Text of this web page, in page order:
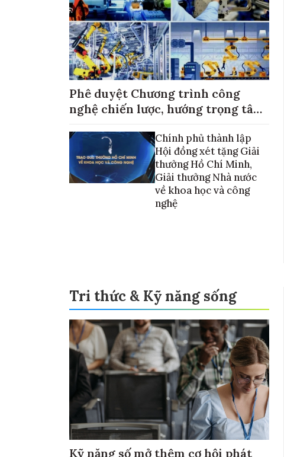
Phê duyệt Chương trình công
nghệ chiến lược, hướng trọng tâm
Chính phủ thành lập
Hội đồng xét tặng Giải
thưởng Hồ Chí Minh,
Giải thưởng Nhà nước
về khoa học và công
nghệ
Tri thức & Kỹ năng sống
Kỹ năng số mở thêm cơ hội phát